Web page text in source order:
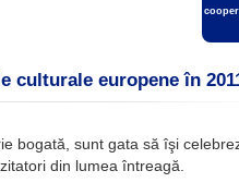
culturale europene în
bogată, sunt gata să îşi
din lumea întreagă.